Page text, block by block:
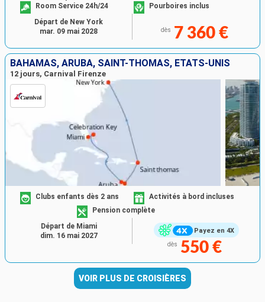
Room Service 24h/24
Pourboires inclus
dès 7 360 €
Départ de New York
mar. 09 mai 2028
BAHAMAS, ARUBA, SAINT-THOMAS, ÉTATS-UNIS
12 jours, Carnival Firenze
Payez en 4X
Clubs enfants dès 2 ans
Activités à bord incluses
Pension complète
dès 550 €
Départ de Miami
dim. 16 mai 2027
VOIR PLUS DE CROISIÈRES